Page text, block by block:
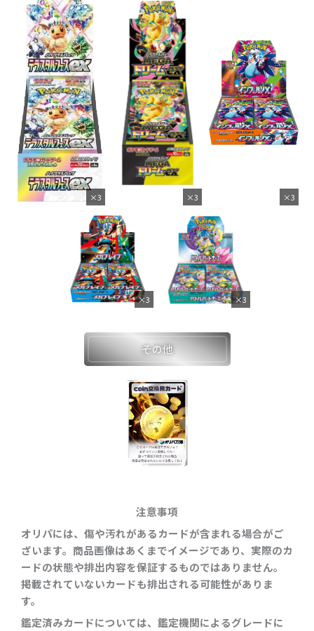
×3 ×3 ×3
×3 ×3
その他
注意事項
オリパには、傷や汚れがあるカードが含まれる場合がご
ざいます。商品画像はあくまでイメージであり、実際のカ
ードの状態や排出内容を保証するものではありません。
掲載されていないカードも排出される可能性がありま
す。
鑑定済みカードについては、鑑定機関によるグレードに